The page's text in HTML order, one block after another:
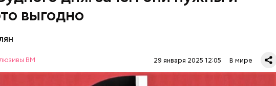
выгодно
ВМ 29 января 2025 12:05 В мире